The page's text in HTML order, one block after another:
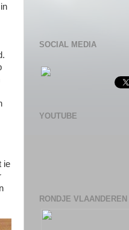
ie
SOCIAL MEDIA
YOUTUBE
RONDJE